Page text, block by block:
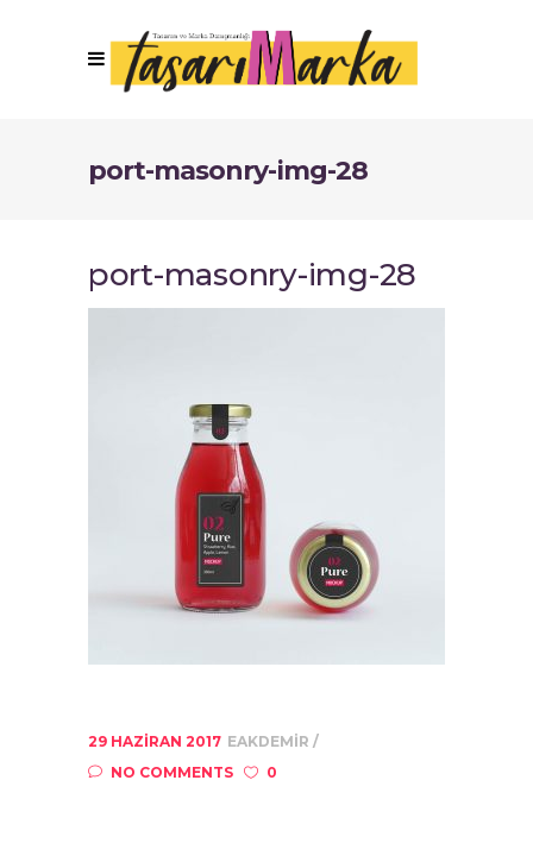
port-masonry-img-28
port-masonry-img-28
29 HAZIRAN 2017 EAKDEMIR
NO COMMENTS
0